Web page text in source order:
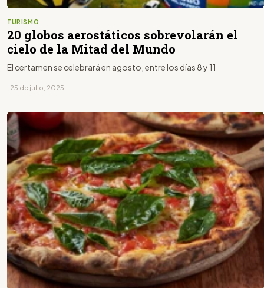
TURISMO
20 globos aerostáticos sobrevolarán el
cielo de la Mitad del Mundo
El certamen se celebrará en agosto, entre los días 8 y 11
· 25 de julio, 2025